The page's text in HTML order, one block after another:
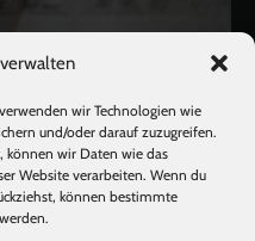
wir Technologien wie
und/oder darauf zuzugreifen.
können wir Daten wie das
Website verarbeiten. Wenn du
können bestimmte
Auf Instagram folgen